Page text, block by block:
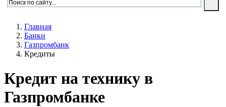
Главная
Банки
Газпромбанк
Кредиты
Кредит на технику в
Газпромбанке